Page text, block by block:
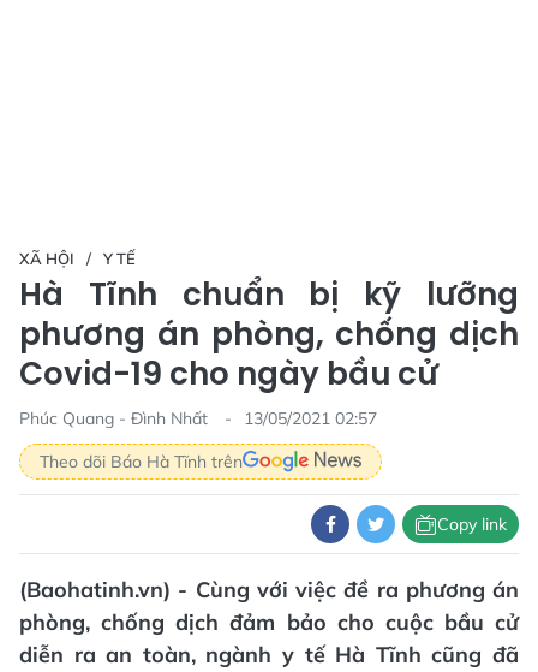
XÃ HỘI Y TẾ
Hà Tĩnh chuẩn bị kỹ lưỡng
phương án phòng, chống dịch
Covid-19 cho ngày bầu cử
Phúc Quang - Đình Nhất
13/05/2021 02:57
Theo dõi Báo Hà Tĩnh trên
Copy link
(Baohatinh.vn) - Cùng với việc đề ra phương án
phòng, chống dịch đảm bảo cho cuộc bầu cử
diễn ra an toàn, ngành y tế Hà Tĩnh cũng đã